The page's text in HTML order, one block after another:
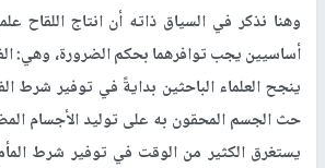
وهنا نذكر في السياق ذاته أن انتاج اللقاح
أساسيين يجب توافرهما بحكم الضرورة، وهي:
ينجح العلماء الباحثين بدايةً في توفير شرط
حث الجسم المحقون به على توليد الأجسام
يستغرق الكثير من الوقت في توفير شرط